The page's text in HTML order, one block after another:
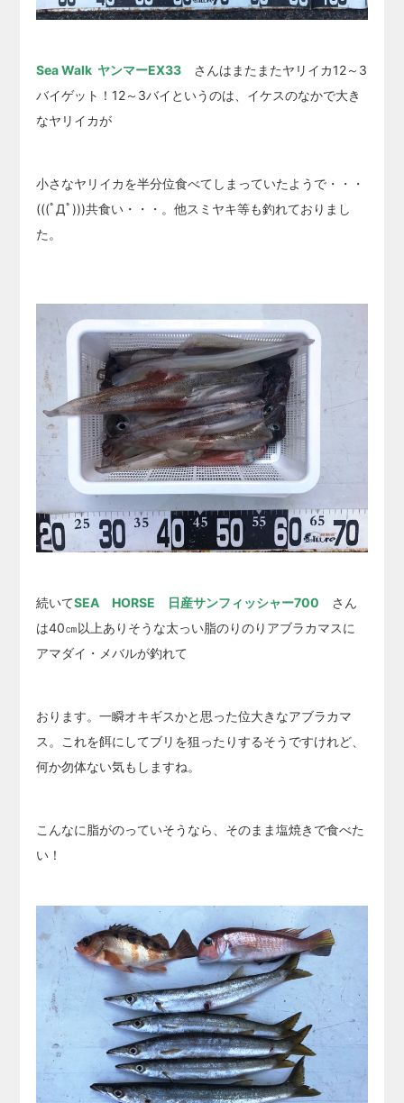
Sea Walk ヤンマーEX33 さんはまたまたヤリイカ12～3
バイゲット！12～3バイというのは、イケスのなかで大き
なヤリイカが
小さなヤリイカを半分位食べてしまっていたようで・・・
(((ﾟДﾟ)))共食い・・・。他スミヤキ等も釣れておりまし
た。
続いてSEA HORSE 日産サンフィッシャー700 さん
は40㎝以上ありそうな太っい脂のりのりアブラカマスに
アマダイ・メバルが釣れて
おります。一瞬オキギスかと思った位大きなアブラカマ
ス。これを餌にしてブリを狙ったりするそうですけれど、
何か勿体ない気もしますね。
こんなに脂がのっていそうなら、そのまま塩焼きで食べた
い！